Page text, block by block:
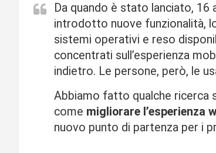
Da quando è stato lanciato,
introdotto nuove funzionalità,
sistemi operativi e reso
concentrati sull’esperienza
indietro. Le persone, però, le
Abbiamo fatto qualche ricerca
come migliorare l’esperienza
nuovo punto di partenza per i